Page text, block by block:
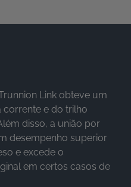
Link obteve um
e do trilho
disso, a união por
desempenho superior
e excede o
em certos casos de